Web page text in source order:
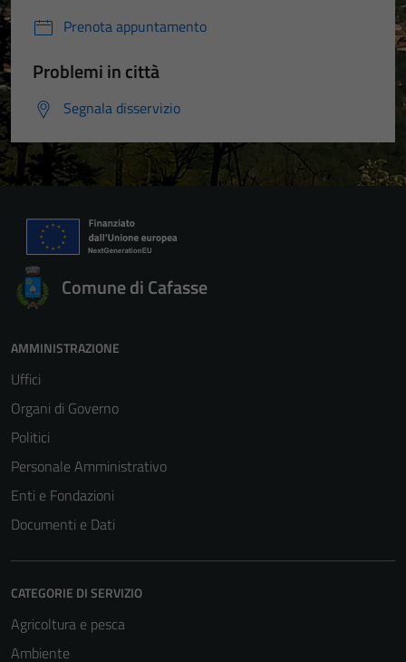
Prenota appuntamento
Problemi in città
Segnala disservizio
Comune di Cafasse
AMMINISTRAZIONE
Uffici
Organi di Governo
Politici
Personale Amministrativo
Enti e Fondazioni
Documenti e Dati
CATEGORIE DI SERVIZIO
Agricoltura e pesca
Ambiente